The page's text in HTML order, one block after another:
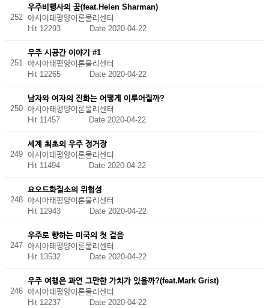
252
우주비행사의 꿈(feat.Helen Sharman)
아시아태평양이론물리센터
Hit 12293 Date 2020-04-22
251
우주 시공간 이야기 #1
아시아태평양이론물리센터
Hit 12265 Date 2020-04-22
250
남자와 여자의 진화는 어떻게 이루어질까?
아시아태평양이론물리센터
Hit 11457 Date 2020-04-22
249
세계 최초의 우주 정거장
아시아태평양이론물리센터
Hit 11494 Date 2020-04-22
248
요오드화질소의 위험성
아시아태평양이론물리센터
Hit 12943 Date 2020-04-22
247
우주로 향하는 미국의 첫 걸음
아시아태평양이론물리센터
Hit 13532 Date 2020-04-22
246
우주 여행은 과연 그만한 가치가 있을까?(feat.Mark Grist)
아시아태평양이론물리센터
Hit 12237 Date 2020-04-22